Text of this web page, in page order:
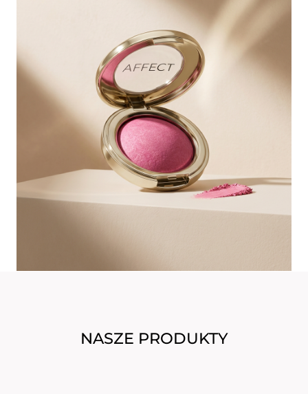
NASZE PRODUKTY